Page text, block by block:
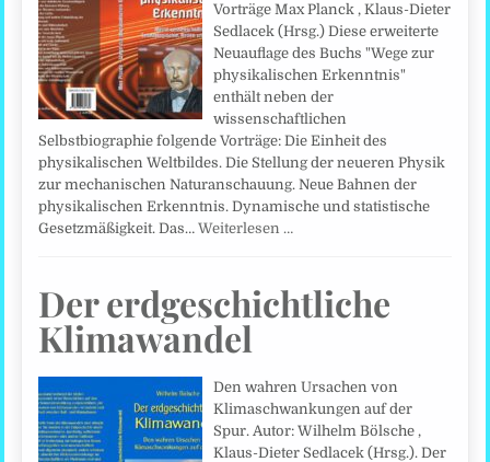
Vorträge Max Planck , Klaus-Dieter
Sedlacek (Hrsg.) Diese erweiterte
Neuauflage des Buchs "Wege zur
physikalischen Erkenntnis"
enthält neben der
wissenschaftlichen
Selbstbiographie folgende Vorträge: Die Einheit des
physikalischen Weltbildes. Die Stellung der neueren Physik
zur mechanischen Naturanschauung. Neue Bahnen der
physikalischen Erkenntnis. Dynamische und statistische
Gesetzmäßigkeit. Das…Weiterlesen …
Der erdgeschichtliche
Klimawandel
Den wahren Ursachen von
Klimaschwankungen auf der
Spur. Autor: Wilhelm Bölsche ,
Klaus-Dieter Sedlacek (Hrsg.). Der